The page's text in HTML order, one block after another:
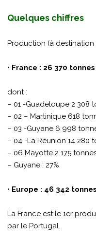
Quelques chiffres
Production (à
• France : 26 370 tonnes
dont :
– 01 -Guadeloupe 2 308
– 02 – Martinique 618
– 03 -Guyane 6 998
– 04 -La Réunion 14 280
– 06 Mayotte 2 175
– Guyane : 27%
• Europe : 46 342 tonnes
La France est le 1er
par le Portugal.